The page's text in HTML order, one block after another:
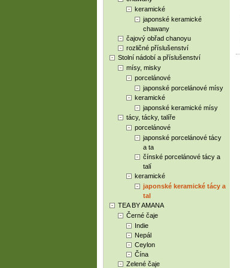
keramické
japonské keramické
chawany
čajový obřad chanoyu
rozličné příslušenství
Stolní nádobí a příslušenství
mísy, misky
porcelánové
japonské porcelánové mísy
keramické
japonské keramické mísy
tácy, tácky, talíře
porcelánové
japonské porcelánové tácy
a ta
čínské porcelánové tácy a
talí
keramické
japonské keramické tácy a
tal
TEA BY AMANA
Černé čaje
Indie
Nepál
Ceylon
Čína
Zelené čaje